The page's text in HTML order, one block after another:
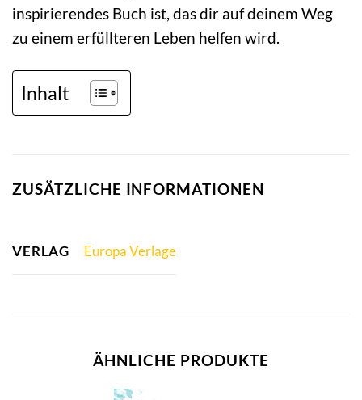
inspirierendes Buch ist, das dir auf deinem Weg
zu einem erfüllteren Leben helfen wird.
Inhalt
ZUSÄTZLICHE INFORMATIONEN
VERLAG Europa Verlage
ÄHNLICHE PRODUKTE